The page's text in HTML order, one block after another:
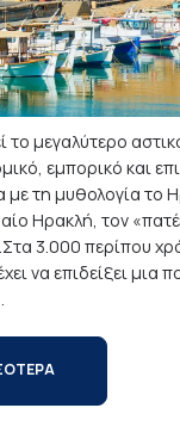
το μεγαλύτερο
εμπορικό και
τη μυθολογία το
Ηρακλή, τον
3.000 περίπου
να επιδείξει μια